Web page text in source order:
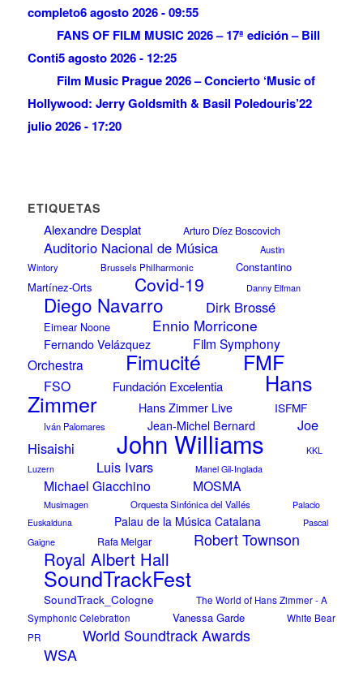
completo6 agosto 2026 - 09:55
FANS OF FILM MUSIC 2026 – 17ª edición – Bill
Conti5 agosto 2026 - 12:25
Film Music Prague 2026 – Concierto ‘Music of
Hollywood: Jerry Goldsmith & Basil Poledouris’22
julio 2026 - 17:20
ETIQUETAS
Alexandre Desplat Arturo Díez Boscovich
Auditorio Nacional de Música
Austin
Wintory
Brussels Philharmonic
Constantino
Martínez-Orts
Covid-19 Danny Elfman
Diego Navarro Dirk Brossé
Eimear Noone Ennio Morricone
Fernando Velázquez
Film Symphony
Orchestra
Fimucité FMF
FSO Fundación Excelentia Hans
Zimmer Hans Zimmer Live ISFMF
Iván Palomares Jean-Michel Bernard
Joe
Hisaishi
John Williams
KKL
Luzern
Luis Ivars Manel Gil-Inglada
Michael Giacchino MOSMA
Musimagen Orquesta Sinfónica del Vallés
Palacio
Euskalduna
Palau de la Música Catalana
Pascal
Gaigne
Rafa Melgar Robert Townson
Royal Albert Hall
SoundTrackFest
SoundTrack_Cologne
The World of Hans Zimmer - A
Symphonic Celebration
Vanessa Garde
White Bear
PR
World Soundtrack Awards
WSA